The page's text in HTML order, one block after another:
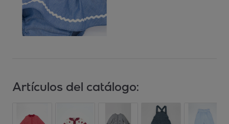
Artículos del catálogo: